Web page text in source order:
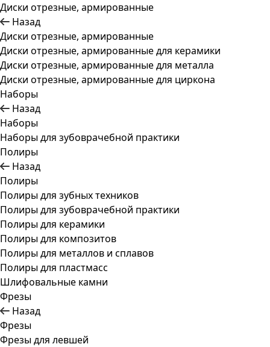
Диски отрезные, армированные
Назад
Диски отрезные, армированные
Диски отрезные, армированные для керамики
Диски отрезные, армированные для металла
Диски отрезные, армированные для циркона
Наборы
Назад
Наборы
Наборы для зубоврачебной практики
Полиры
Назад
Полиры
Полиры для зубных техников
Полиры для зубоврачебной практики
Полиры для керамики
Полиры для композитов
Полиры для металлов и сплавов
Полиры для пластмасс
Шлифовальные камни
Фрезы
Назад
Фрезы
Фрезы для левшей